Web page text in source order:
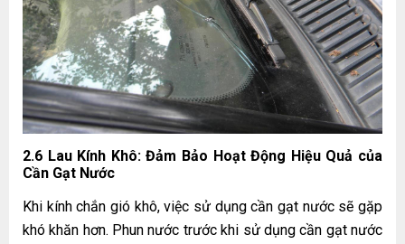
2.6 Lau Kính Khô: Đảm Bảo Hoạt Động Hiệu Quả của
Cần Gạt Nước
Khi kính chắn gió khô, việc sử dụng cần gạt nước sẽ gặp
khó khăn hơn. Phun nước trước khi sử dụngcần gạt nước